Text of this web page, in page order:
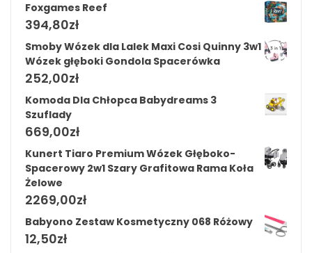
Foxgames Reef
394,80zł
Smoby Wózek dla Lalek Maxi Cosi Quinny 3w1
Wózek głęboki Gondola Spacerówka
252,00zł
Komoda Dla Chłopca Babydreams 3
Szuflady
669,00zł
Kunert Tiaro Premium Wózek Głęboko-
Spacerowy 2w1 Szary Grafitowa Rama Koła
Żelowe
2269,00zł
Babyono Zestaw Kosmetyczny 068 Różowy
12,50zł